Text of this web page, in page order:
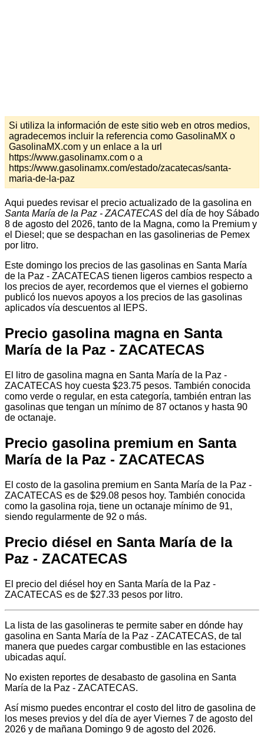
Si utiliza la información de este sitio web en otros medios,
agradecemos incluir la referencia como GasolinaMX o
GasolinaMX.com y un enlace a la url
https://www.gasolinamx.com o a
https://www.gasolinamx.com/estado/zacatecas/santa-
maria-de-la-paz
Aqui puedes revisar el precio actualizado de la gasolina en
Santa María de la Paz - ZACATECAS del día de hoy Sábado
8 de agosto del 2026, tanto de la Magna, como la Premium y
el Diesel; que se despachan en las gasolinerias de Pemex
por litro.
Este domingo los precios de las gasolinas en Santa María
de la Paz - ZACATECAS tienen ligeros cambios respecto a
los precios de ayer, recordemos que el viernes el gobierno
publicó los nuevos apoyos a los precios de las gasolinas
aplicados vía descuentos al IEPS.
Precio gasolina magna en Santa
María de la Paz - ZACATECAS
El litro de gasolina magna en Santa María de la Paz -
ZACATECAS hoy cuesta $23.75 pesos. También conocida
como verde o regular, en esta categoría, también entran las
gasolinas que tengan un mínimo de 87 octanos y hasta 90
de octanaje.
Precio gasolina premium en Santa
María de la Paz - ZACATECAS
El costo de la gasolina premium en Santa María de la Paz -
ZACATECAS es de $29.08 pesos hoy. También conocida
como la gasolina roja, tiene un octanaje mínimo de 91,
siendo regularmente de 92 o más.
Precio diésel en Santa María de la
Paz - ZACATECAS
El precio del diésel hoy en Santa María de la Paz -
ZACATECAS es de $27.33 pesos por litro.
La lista de las gasolineras te permite saber en dónde hay
gasolina en Santa María de la Paz - ZACATECAS, de tal
manera que puedes cargar combustible en las estaciones
ubicadas aquí.
No existen reportes de desabasto de gasolina en Santa
María de la Paz - ZACATECAS.
Así mismo puedes encontrar el costo del litro de gasolina de
los meses previos y del día de ayer Viernes 7 de agosto del
2026 y de mañana Domingo 9 de agosto del 2026.